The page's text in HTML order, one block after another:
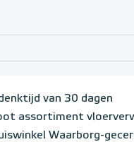
van 30 dagen
assortiment
Waarborg-